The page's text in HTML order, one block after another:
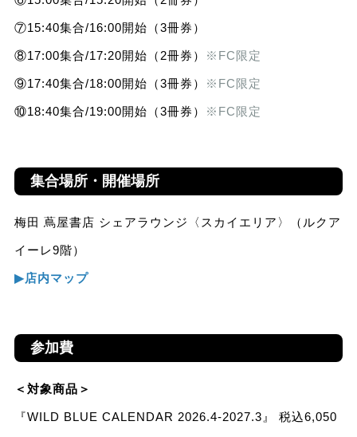
⑦15:40集合/16:00開始（3冊券）
⑧17:00集合/17:20開始（2冊券） ※FC限定
⑨17:40集合/18:00開始（3冊券） ※FC限定
⑩18:40集合/19:00開始（3冊券） ※FC限定
集合場所・開催場所
梅田 蔦屋書店 シェアラウンジ〈スカイエリア〉（ルクア
イーレ9階）
▶︎店内マップ
参加費
＜対象商品＞
『WILD BLUE CALENDAR 2026.4-2027.3』 税込6,050